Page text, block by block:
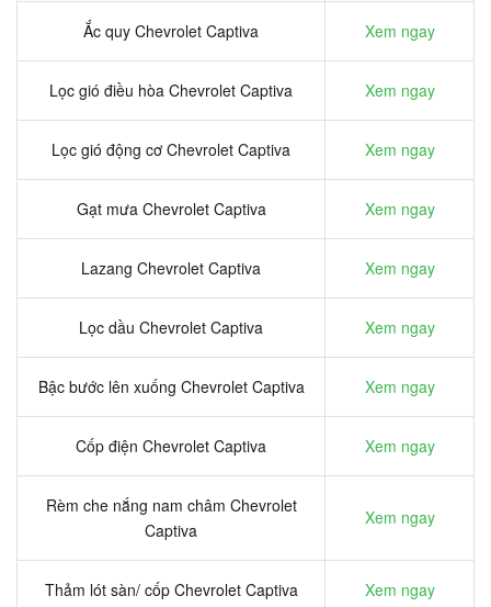
Ắc quy Chevrolet Captiva Xem ngay
Lọc gió điều hòa Chevrolet Captiva Xem ngay
Lọc gió động cơ Chevrolet Captiva Xem ngay
Gạt mưa Chevrolet Captiva Xem ngay
Lazang Chevrolet Captiva Xem ngay
Lọc dầu Chevrolet Captiva Xem ngay
Bậc bước lên xuống Chevrolet Captiva Xem ngay
Cốp điện Chevrolet Captiva Xem ngay
Rèm che nắng nam châm Chevrolet
Captiva
Xem ngay
Thảm lót sàn/ cốp Chevrolet Captiva Xem ngay